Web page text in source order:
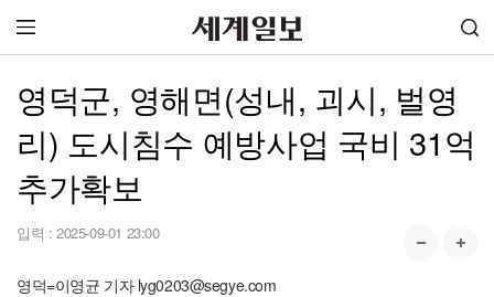
영덕군, 영해면(성내, 괴시, 벌영
리) 도시침수 예방사업 국비 31억
추가확보
입력 : 2025-09-01 23:00
영덕=이영균 기자 lyg0203@segye.com